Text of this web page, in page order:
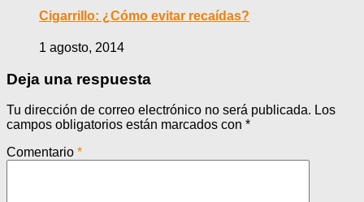
Cigarrillo: ¿Cómo evitar recaídas?
1 agosto, 2014
Deja una respuesta
Tu dirección de correo electrónico no será publicada. Los
campos obligatorios están marcados con *
Comentario *